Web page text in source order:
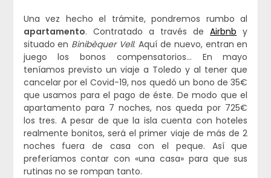
Una vez hecho el trámite, pondremos rumbo al
apartamento. Contratado a través deAirbnb y
situado en Binibèquer Vell. Aquí de nuevo, entran en
juego los bonos compensatorios… En mayo
teníamos previsto un viaje a Toledo y al tener que
cancelar por el Covid-19, nos quedó un bono de 35€
que usamos para el pago de éste. De modo que el
apartamento para 7 noches, nos queda por 725€
los tres. A pesar de que la isla cuenta con hoteles
realmente bonitos, será el primer viaje de más de 2
noches fuera de casa con el peque. Así que
preferíamos contar con «una casa» para que sus
rutinas no se rompan tanto.